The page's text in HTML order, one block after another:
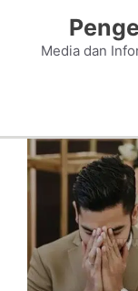
contentMedia dan